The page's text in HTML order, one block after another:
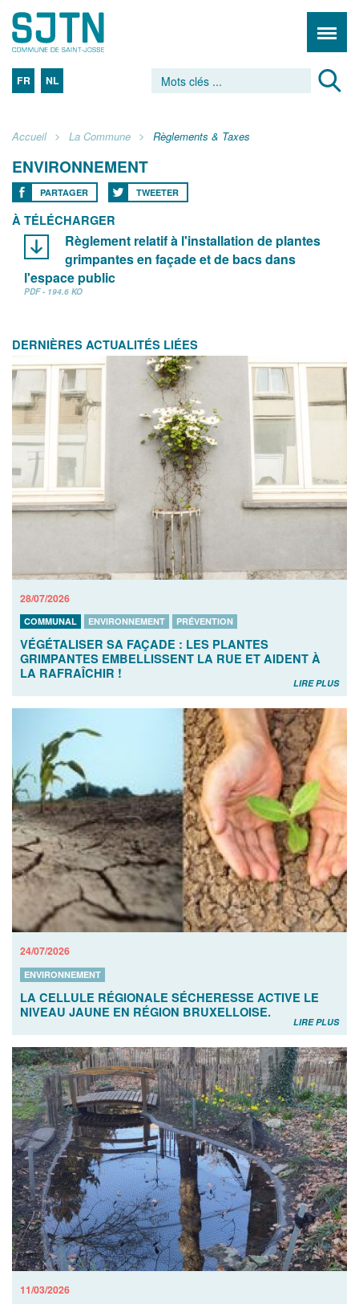
FR NL
Accueil La Commune Règlements & Taxes
ENVIRONNEMENT
PARTAGER TWEETER
À TÉLÉCHARGER
Règlement relatif à l'installation de plantes
grimpantes en façade et de bacs dans
l'espace public
PDF - 194.6 KO
DERNIÈRES ACTUALITÉS LIÉES
28/07/2026
COMMUNAL ENVIRONNEMENT PRÉVENTION
VÉGÉTALISER SA FAÇADE : LES PLANTES
GRIMPANTES EMBELLISSENT LA RUE ET AIDENT À
LA RAFRAÎCHIR !
LIRE PLUS
24/07/2026
ENVIRONNEMENT
LA CELLULE RÉGIONALE SÉCHERESSE ACTIVE LE
NIVEAU JAUNE EN RÉGION BRUXELLOISE.
LIRE PLUS
11/03/2026